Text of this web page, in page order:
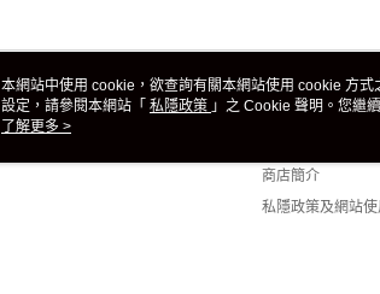
關於我們
商店簡介
私隱政策及網站
本網站中使用 cookie，欲查詢有關本網站使用 cookie 方
設定，請參閱本網站「 私隱政策 」之 Cookie 聲明。您繼
用 cookie。
了解更多 >